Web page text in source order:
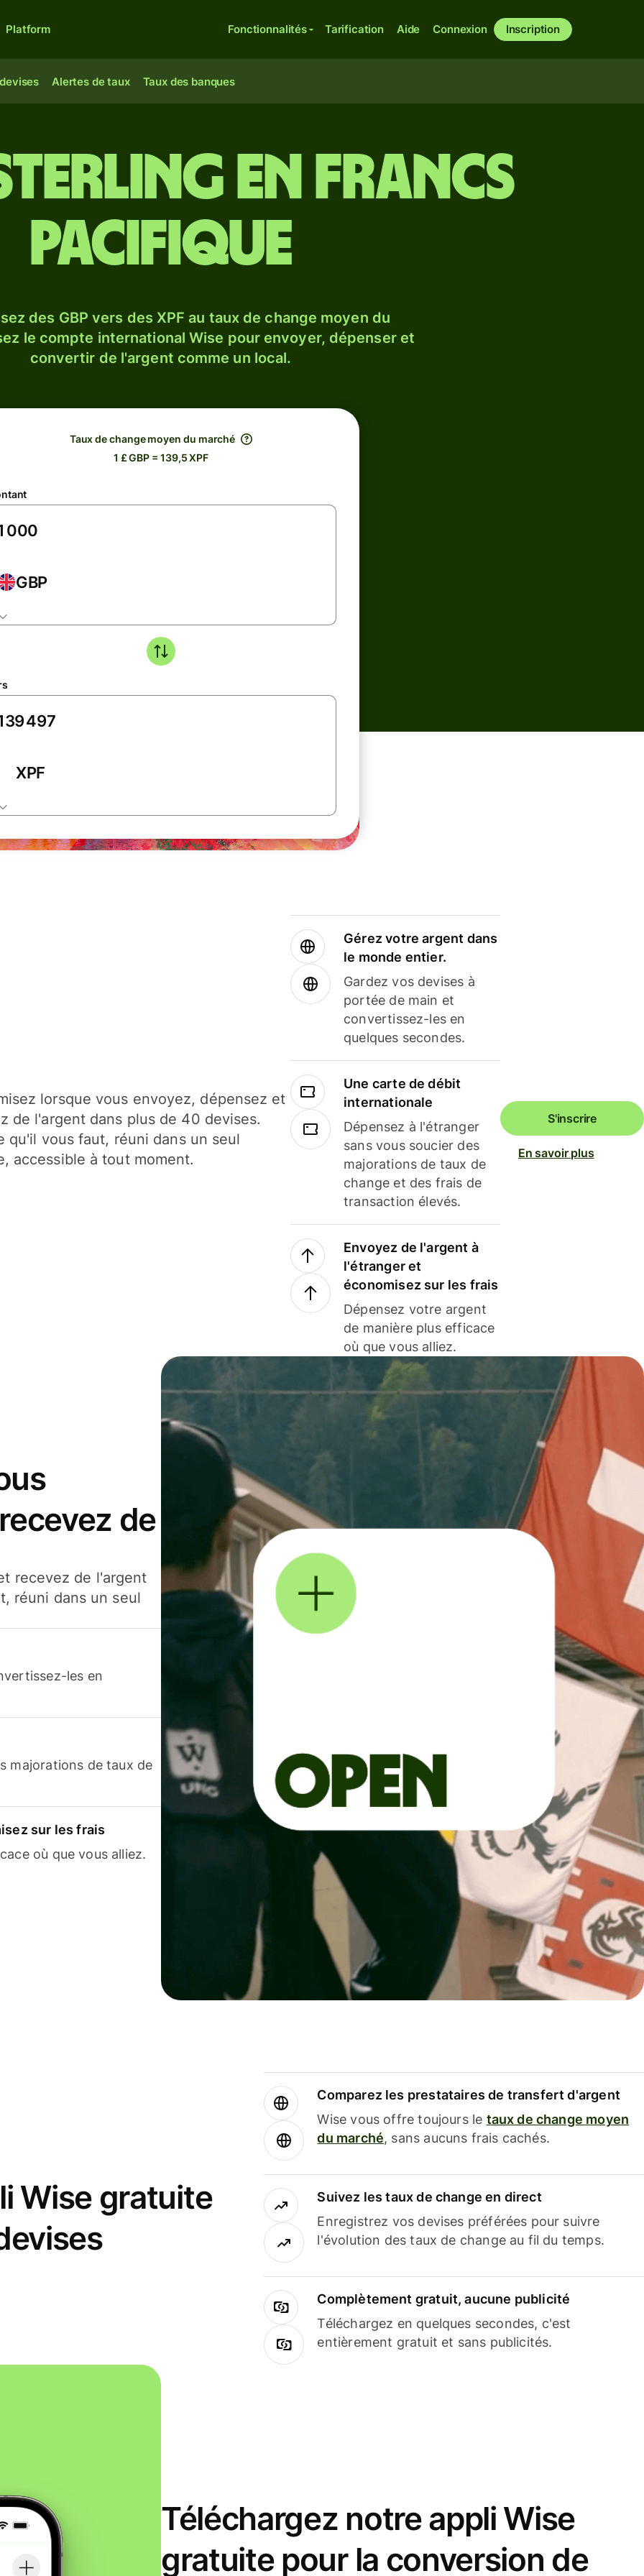
Platform Fonctionnalités Tarification Aide Connexion Inscription
Alertes de taux Taux des banques
en francs
Pacifique
des GBP vers des XPF au taux de change moyen du
le compte international Wise pour envoyer, dépenser et
convertir de l'argent comme un local.
Taux de change moyen du marché
1 £ GBP = 139,5 XPF
GBP
XPF
lorsque vous envoyez, dépensez et
de l'argent dans plus de 40 devises.
qu'il vous faut, réuni dans un seul
accessible à tout moment.
Gérez votre argent dans
le monde entier.
Gardez vos devises à
portée de main et
convertissez-les en
quelques secondes.
Une carte de débit
internationale
Dépensez à l'étranger
sans vous soucier des
majorations de taux de
change et des frais de
transaction élevés.
Envoyez de l'argent à
l'étranger et
économisez sur les frais
Dépensez votre argent
de manière plus efficace
où que vous alliez.
S'inscrire
En savoir plus
de
recevez de l'argent
réuni dans un seul
les en
majorations de taux de
sur les frais
où que vous alliez.
Wise gratuite
Comparez les prestataires de transfert d'argent
Wise vous offre toujours le taux de change moyen
du marché, sans aucuns frais cachés.
Suivez les taux de change en direct
Enregistrez vos devises préférées pour suivre
l'évolution des taux de change au fil du temps.
Complètement gratuit, aucune publicité
Téléchargez en quelques secondes, c'est
entièrement gratuit et sans publicités.
Téléchargez notre appli Wise
gratuite pour la conversion de